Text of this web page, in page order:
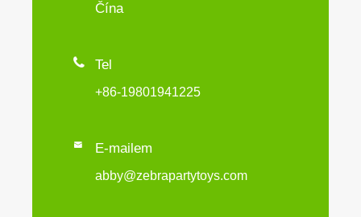
Čína
 Tel
+86-19801941225
 E-mailem
abby@zebrapartytoys.com